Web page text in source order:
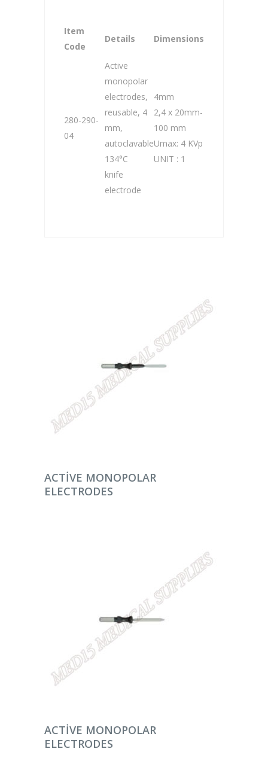
Item
Code
Details Dimensions
280-290-
04
Active
monopolar
electrodes,
reusable, 4
mm,
autoclavable
134°C
knife
electrode
4mm
2,4 x 20mm-
100 mm
Umax: 4 KVp
UNIT : 1
DEVAMINI OKU
ACTIVE MONOPOLAR
ELECTRODES
DEVAMINI OKU
ACTIVE MONOPOLAR
ELECTRODES